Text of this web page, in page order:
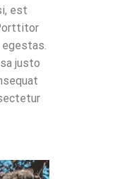
est
egestas.
justo